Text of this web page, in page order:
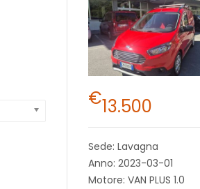
€13.500
Sede: Lavagna
Anno: 2023-03-01
Motore: VAN PLUS 1.0